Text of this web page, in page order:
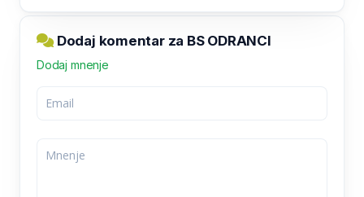
Dodaj komentar za BS ODRANCI
Dodaj mnenje